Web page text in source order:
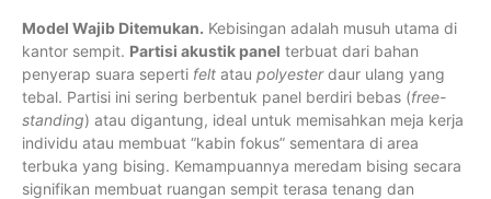
Model Wajib Ditemukan. Kebisingan adalah musuh utama di
kantor sempit. Partisi akustik panel terbuat dari bahan
penyerap suara seperti felt atau polyesterdaur ulang yang
tebal. Partisi ini sering berbentuk panel berdiri bebas (free-
standing) atau digantung, ideal untuk memisahkan meja kerja
individu atau membuat “kabin fokus” sementara di area
terbuka yang bising. Kemampuannya meredam bising secara
signifikan membuat ruangan sempit terasa tenang dan